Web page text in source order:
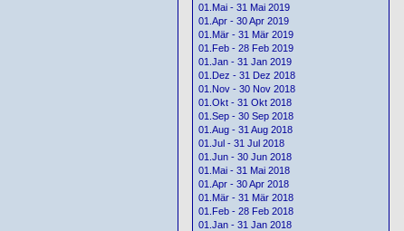
01.Mai - 31 Mai 2019
01.Apr - 30 Apr 2019
01.Mär - 31 Mär 2019
01.Feb - 28 Feb 2019
01.Jan - 31 Jan 2019
01.Dez - 31 Dez 2018
01.Nov - 30 Nov 2018
01.Okt - 31 Okt 2018
01.Sep - 30 Sep 2018
01.Aug - 31 Aug 2018
01.Jul - 31 Jul 2018
01.Jun - 30 Jun 2018
01.Mai - 31 Mai 2018
01.Apr - 30 Apr 2018
01.Mär - 31 Mär 2018
01.Feb - 28 Feb 2018
01.Jan - 31 Jan 2018